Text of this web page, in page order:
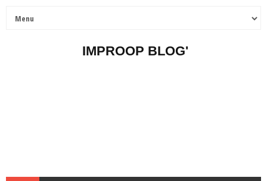
IMPROOP BLOG'